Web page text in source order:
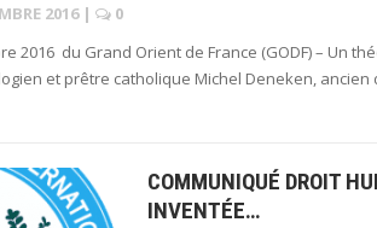
2016 |
0
2016 du Grand Orient de France (GODF) – Un
et prêtre catholique Michel Deneken,
COMMUNIQUÉ DROIT
INVENTÉE…